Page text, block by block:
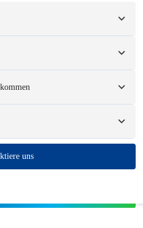
Muster können eine Gebühr und
zu erhalten, die Sie benötigen.
1001 - 10000
uns